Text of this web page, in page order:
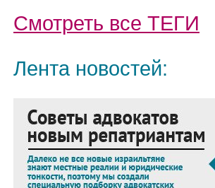
Смотреть все ТЕГИ
Лента новостей: